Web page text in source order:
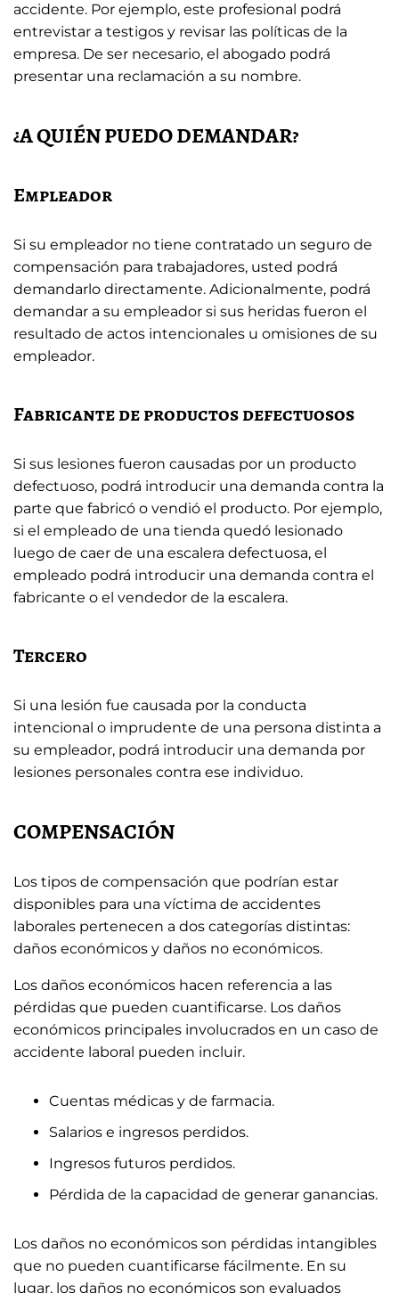
accidente. Por ejemplo, este profesional podrá
entrevistar a testigos y revisar las políticas de la
empresa. De ser necesario, el abogado podrá
presentar una reclamación a su nombre.
¿A QUIÉN PUEDO DEMANDAR?
Empleador
Si su empleador no tiene contratado un seguro de
compensación para trabajadores, usted podrá
demandarlo directamente. Adicionalmente, podrá
demandar a su empleador si sus heridas fueron el
resultado de actos intencionales u omisiones de su
empleador.
Fabricante de productos defectuosos
Si sus lesiones fueron causadas por un producto
defectuoso, podrá introducir una demanda contra la
parte que fabricó o vendió el producto. Por ejemplo,
si el empleado de una tienda quedó lesionado
luego de caer de una escalera defectuosa, el
empleado podrá introducir una demanda contra el
fabricante o el vendedor de la escalera.
Tercero
Si una lesión fue causada por la conducta
intencional o imprudente de una persona distinta a
su empleador, podrá introducir una demanda por
lesiones personales contra ese individuo.
COMPENSACIÓN
Los tipos de compensación que podrían estar
disponibles para una víctima de accidentes
laborales pertenecen a dos categorías distintas:
daños económicos y daños no económicos.
Los daños económicos hacen referencia a las
pérdidas que pueden cuantificarse. Los daños
económicos principales involucrados en un caso de
accidente laboral pueden incluir.
Cuentas médicas y de farmacia.
Salarios e ingresos perdidos.
Ingresos futuros perdidos.
Pérdida de la capacidad de generar ganancias.
Los daños no económicos son pérdidas intangibles
que no pueden cuantificarse fácilmente. En su
lugar, los daños no económicos son evaluados